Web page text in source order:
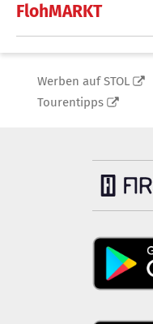
FlohMARKT
Werben auf STOL
Tourentipps